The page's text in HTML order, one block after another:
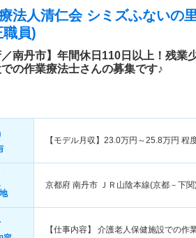
法人清仁会 シミズふないの
員)
／南丹市】年間休日110日以上！残業
の作業療法士さんの募集です♪
【モデル月収】 23.0万円～25.8万円 程
京都府 南丹市 ＪＲ山陰本線(京都－下
【仕事内容】 介護老人保健施設での作